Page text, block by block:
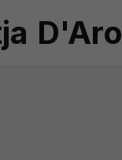
D'Aro